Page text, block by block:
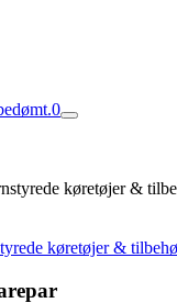
0
køretøjer &
køretøjer &